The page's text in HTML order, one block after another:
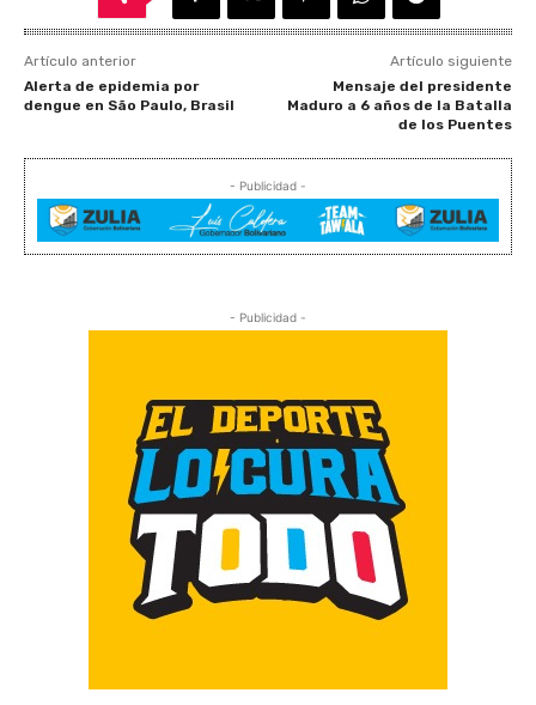
Artículo anterior
Alerta de epidemia por
dengue en São Paulo, Brasil
Artículo siguiente
Mensaje del presidente
Maduro a 6 años de la Batalla
de los Puentes
- Publicidad -
- Publicidad -